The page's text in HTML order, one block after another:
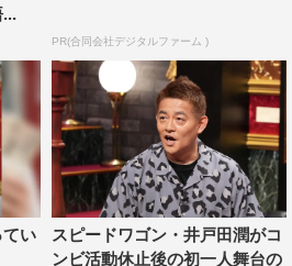
したのに気まずかった」と語る
「影の薄さ」の悩み。相方・久保
さも相まって、M-1王者になった
るという。そんな村田が影の薄さ
、あるイベントで撮影された写真
田の姿に、思わずスタジオが爆笑
の1枚とは。
PR(合同会社デジタルファーム )
い
スピードワゴン・井戸田潤がコ
ンビ活動休止後の初一人舞台の